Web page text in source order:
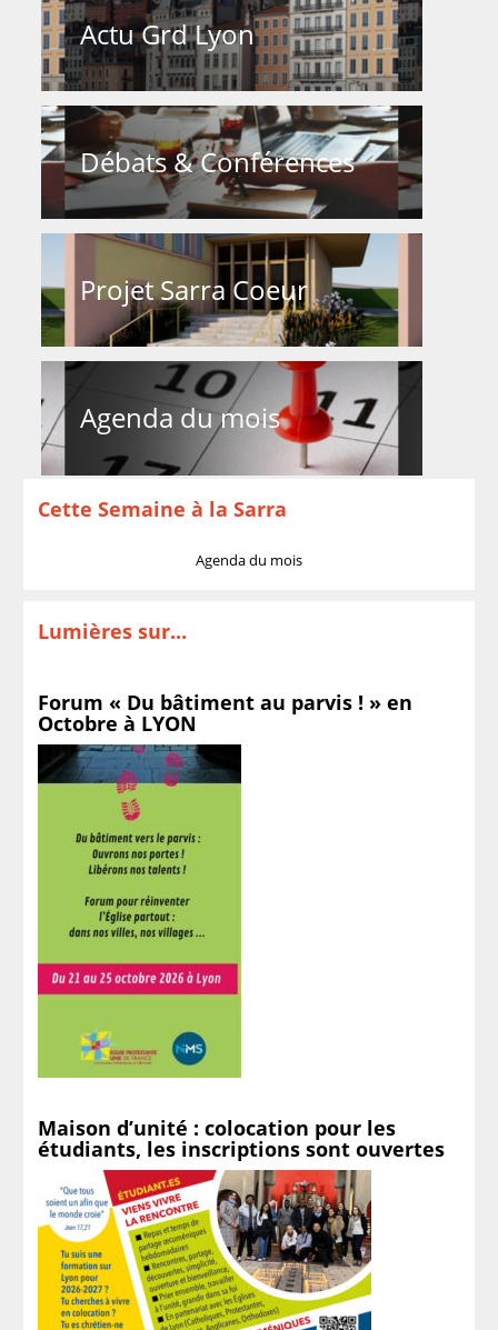
Actu Grd Lyon
Débats & Conférences
Projet Sarra Coeur
Agenda du mois
Cette Semaine à la Sarra
Agenda du mois
Lumières sur...
Forum « Du bâtiment au parvis ! » en
Octobre à LYON
Maison d’unité : colocation pour les
étudiants, les inscriptions sont ouvertes